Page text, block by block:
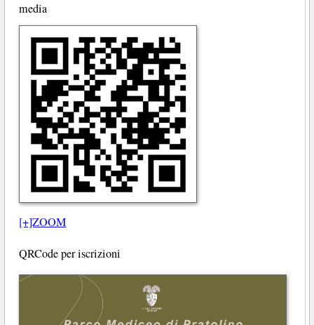
media
[+]ZOOM
QRCode per iscrizioni